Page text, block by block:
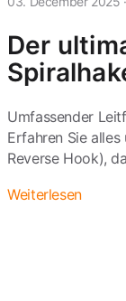
Der
Umfassender
Erfahren Sie
Reverse Hook),
Weiterlesen